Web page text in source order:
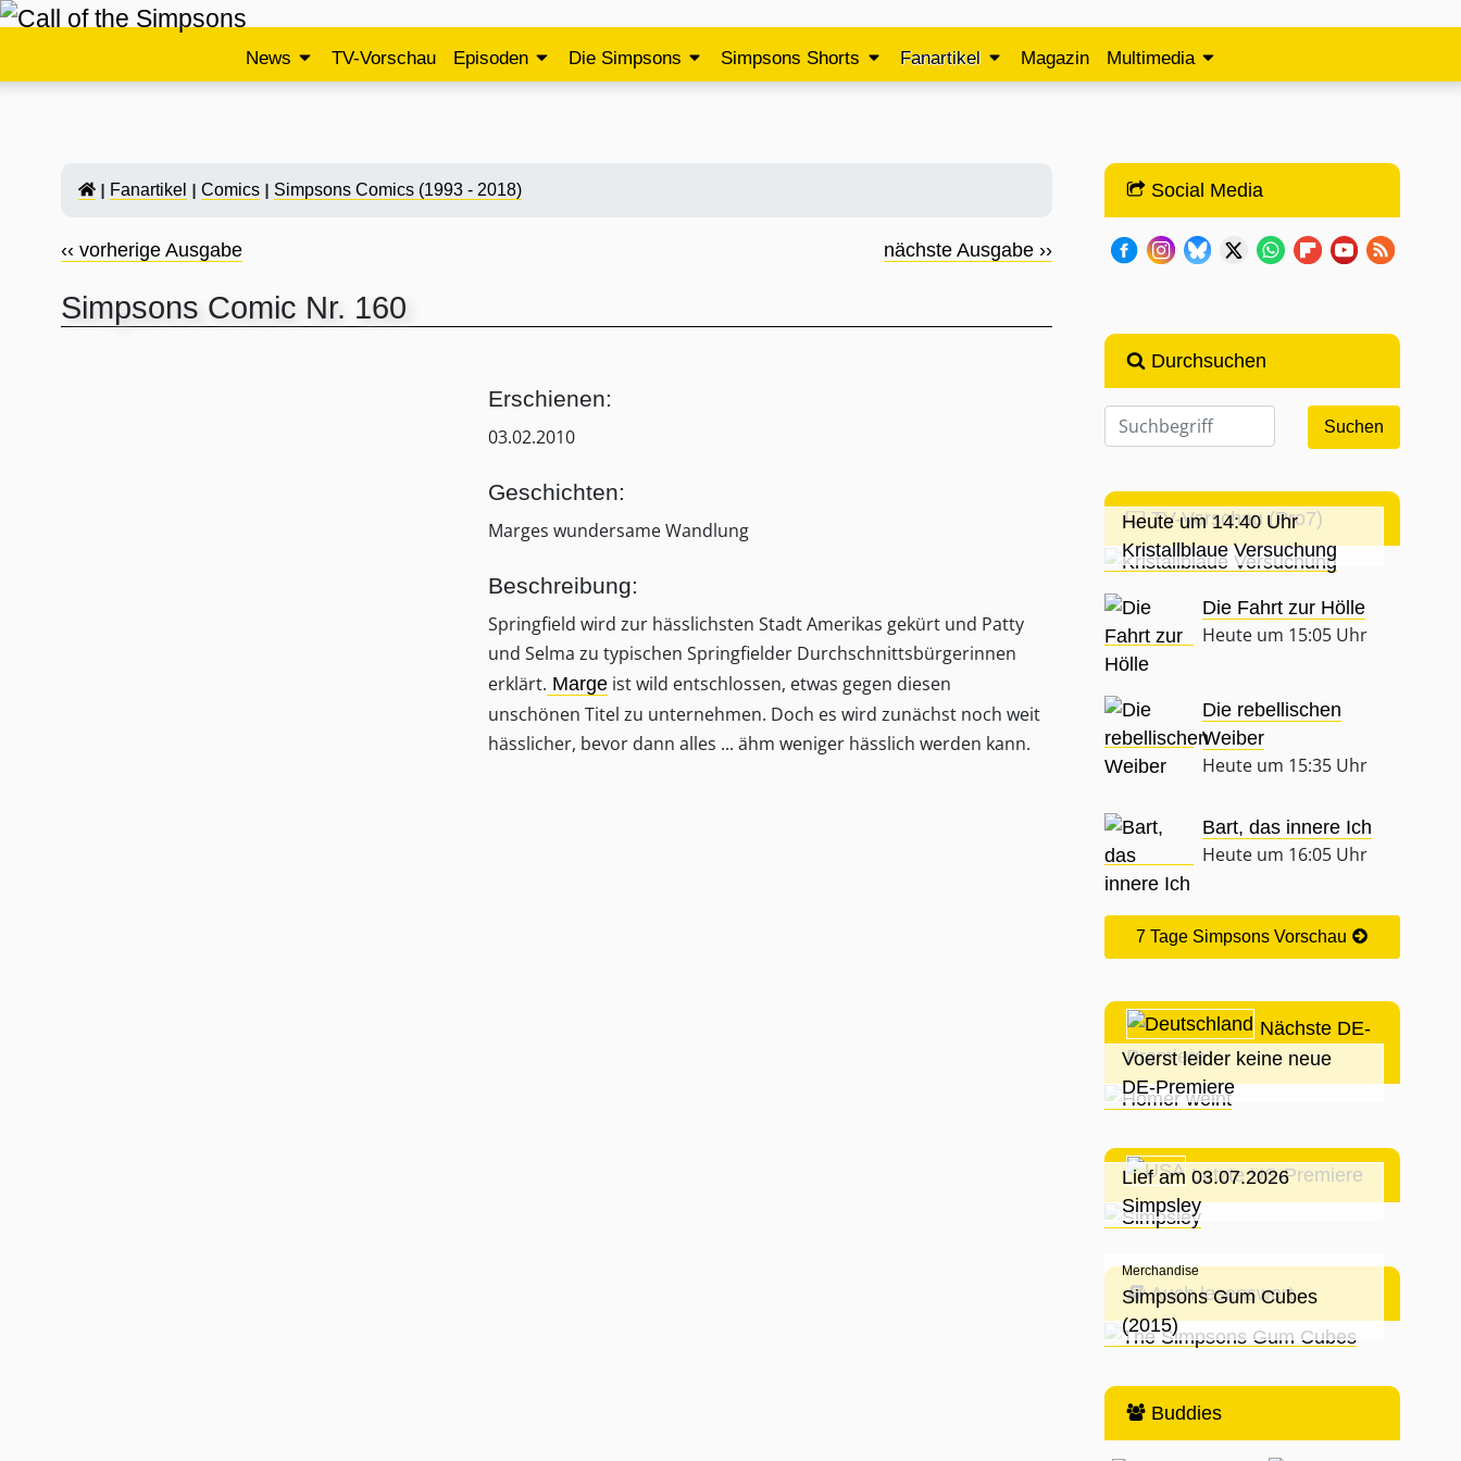
News TV-Vorschau Episoden Die Simpsons Simpsons Shorts Fanartikel Magazin Multimedia
Fanartikel Comics Simpsons Comics (1993 - 2018)
‹‹ vorherige Ausgabe nächste Ausgabe ››
Simpsons Comic Nr. 160
Erschienen:
03.02.2010
Geschichten:
Marges wundersame Wandlung
Beschreibung:
Springfield wird zur hässlichsten Stadt Amerikas gekürt und Patty
und Selma zu typischen Springfielder Durchschnittsbürgerinnen
erklärt. Margeist wild entschlossen, etwas gegen diesen
unschönen Titel zu unternehmen. Doch es wird zunächst noch weit
hässlicher, bevor dann alles ... ähm weniger hässlich werden kann.
Social Media
Durchsuchen
TV-Vorschau (Pro7)
Heute um 14:40 Uhr
Kristallblaue Versuchung
Die Fahrt zur Hölle
Heute um 15:05 Uhr
Die rebellischen
Weiber
Heute um 15:35 Uhr
Bart, das innere Ich
Heute um 16:05 Uhr
7 Tage Simpsons Vorschau
Nächste DE-
Premiere
Voerst leider keine neue
DE-Premiere
Letzte US-Premiere
Lief am 03.07.2026
Simpsley
Auch lesenswert
Merchandise
Simpsons Gum Cubes
(2015)
Buddies